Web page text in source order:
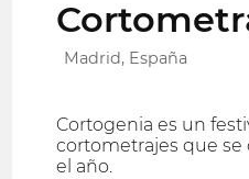
Madrid, España
Cortogenia es un
cortometrajes que
el año.